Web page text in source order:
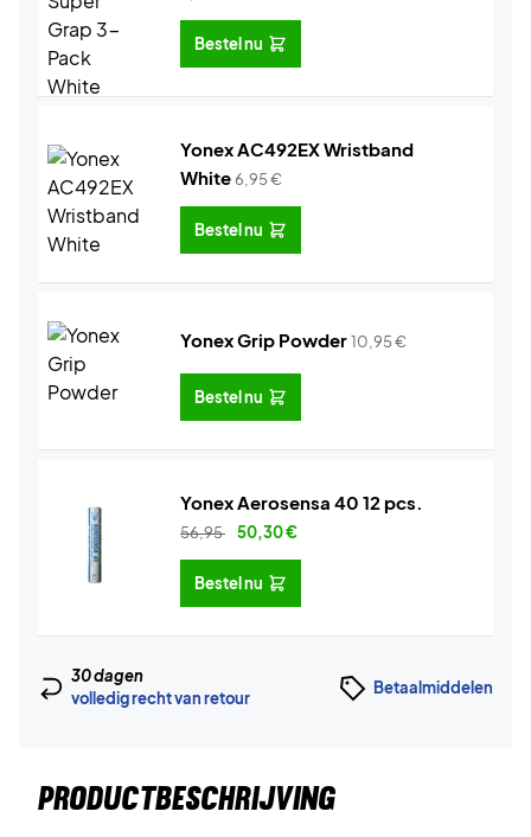
Bestel nu
Yonex AC492EX Wristband
White6,95€
Bestel nu
Yonex Grip Powder10,95€
Bestel nu
Yonex Aerosensa 40 12 pcs.
56,95 50,30€
Bestel nu
30 dagen
volledig recht van retour
Betaalmiddelen
PRODUCTBESCHRIJVING